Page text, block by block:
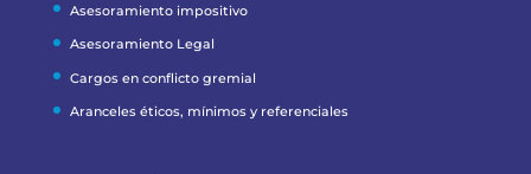
Asesoramiento impositivo
Asesoramiento Legal
Cargos en conflicto gremial
Aranceles éticos, mínimos y referenciales